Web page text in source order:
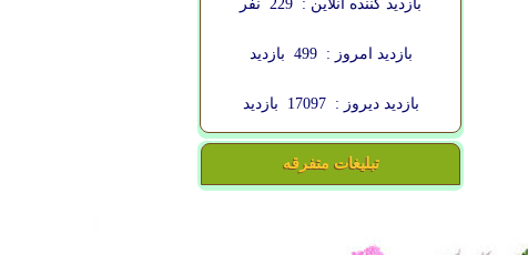
بازدید کننده آنلاین : 229 نفر
بازدید امروز : 499 بازدید
بازدید دیروز : 17097 بازدید
تبلیغات متفرقه